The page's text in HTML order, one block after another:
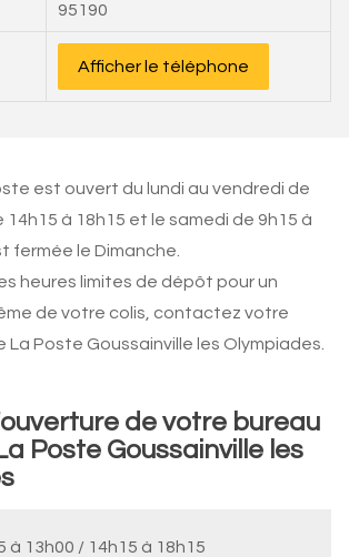
95190
Afficher le téléphone
est ouvert du lundi au vendredi de
14h15 à 18h15 et le samedi de 9h15 à
fermée le Dimanche.
heures limites de dépôt pour un
de votre colis, contactez votre
Poste Goussainville les Olympiades.
de votre bureau
Poste Goussainville les
à 13h00 / 14h15 à 18h15